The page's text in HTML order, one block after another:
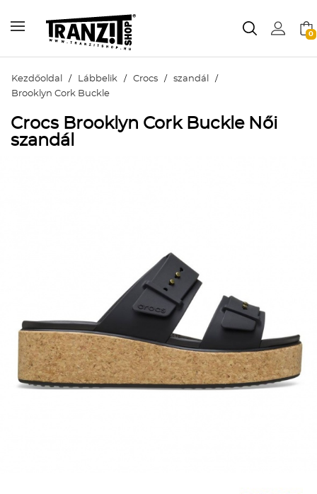
0
Kezdőoldal / Lábbelik / Crocs / szandál /
Brooklyn Cork Buckle
Crocs Brooklyn Cork Buckle Női
szandál